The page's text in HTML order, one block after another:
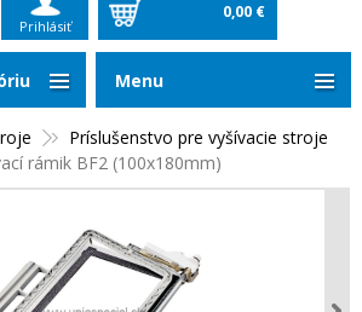
Prihlásiť
0,00 €
Príslušenstvo pre vyšívacie stroje
rámik BF2 (100x180mm)
Menu